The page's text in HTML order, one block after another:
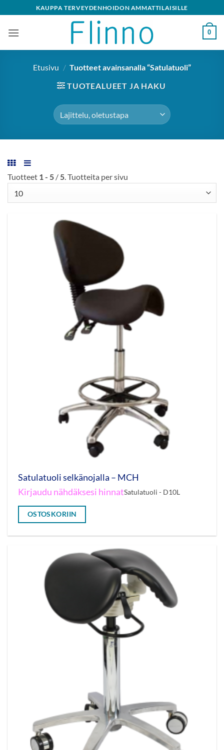
to
content
KAUPPA TERVEYDENHOIDON AMMATTILAISILLE
0
Etusivu / Tuotteet avainsanalla “Satulatuoli”
TUOTEALUEET JA HAKU
Tuotteet 1 - 5 /5. Tuotteita per sivu
Satulatuoli selkänojalla – MCH
Kirjaudu nähdäksesi hinnatSatulatuoli - D10L
OSTOSKORIIN